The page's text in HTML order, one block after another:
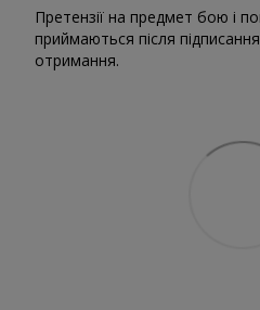
Претензії на предмет бою і
приймаються після
отримання.